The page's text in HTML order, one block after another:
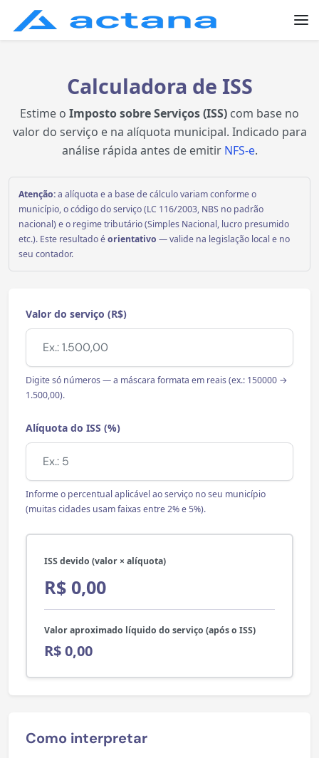
Calculadora de ISS
Estime o Imposto sobre Serviços (ISS) com base no
valor do serviço e na alíquota municipal. Indicado para
análise rápida antes de emitir NFS-e.
Atenção:a alíquota e a base de cálculo variam conforme o
município, o código do serviço (LC 116/2003, NBS no padrão
nacional) e o regime tributário (Simples Nacional, lucro presumido
etc.). Este resultado éorientativo — valide na legislação local e no
seu contador.
Valor do serviço (R$)
Digite só números — a máscara formata em reais (ex.: 150000 →
1.500,00).
Alíquota do ISS (%)
Informe o percentual aplicável ao serviço no seu município
(muitas cidades usam faixas entre 2% e 5%).
ISS devido (valor × alíquota)
R$ 0,00
Valor aproximado líquido do serviço (após o ISS)
R$ 0,00
Como interpretar